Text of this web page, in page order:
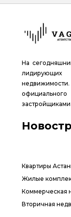
На
застройщиками
Квартиры
Жилые
Коммерческая
Вторичная